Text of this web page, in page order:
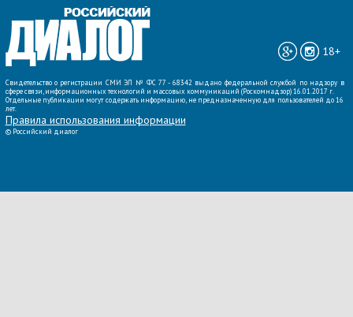
ВСЕ НОВОСТИ »
18+
Свидетельство о регистрации СМИ ЭЛ № ФС 77 - 68342 выдано федеральной службой по надзору в
сфере связи, информационных технологий и массовых коммуникаций (Роскомнадзор) 16.01.2017 г.
Отдельные публикации могут содержать информацию, не предназначенную для пользователей до 16
лет.
Правила использования информации
© Российский диалог